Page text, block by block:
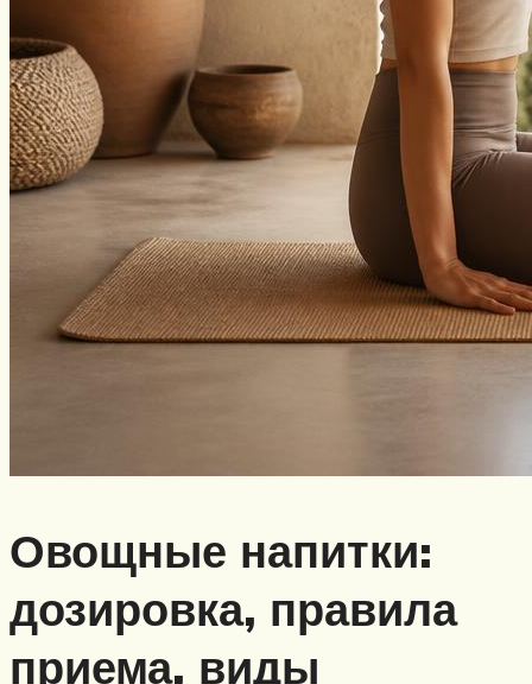
Овощные напитки:
дозировка, правила
приема, виды